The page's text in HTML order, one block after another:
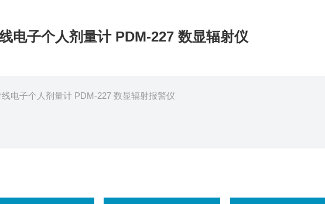
电子个人剂量计 PDM-227 数显辐射仪
电子个人剂量计 PDM-227 数显辐射报警仪